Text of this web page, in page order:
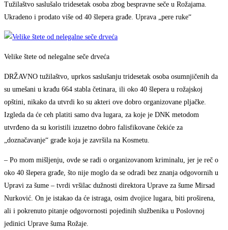
Tužilaštvo saslušalo tridesetak osoba zbog bespravne seče u Rožajama.
Ukradeno i prodato više od 40 šlepera građe. Uprava „pere ruke“
Velike štete od nelegalne seče drveća
DRŽAVNO tužilaštvo, uprkos saslušanju tridesetak osoba osumnjičenih da
su umešani u krađu 664 stabla četinara, ili oko 40 šlepera u rožajskoj
opštini, nikako da utvrdi ko su akteri ove dobro organizovane pljačke.
Izgleda da će ceh platiti samo dva lugara, za koje je DNK metodom
utvrđeno da su koristili izuzetno dobro falisfikovane čekiće za
„doznačavanje“ građe koja je završila na Kosmetu.
– Po mom mišljenju, ovde se radi o organizovanom kriminalu, jer je reč o
oko 40 šlepera građe, što nije moglo da se odradi bez znanja odgovornih u
Upravi za šume – tvrdi vršilac dužnosti direktora Uprave za šume Mirsad
Nurković. On je istakao da će istraga, osim dvojice lugara, biti proširena,
ali i pokrenuto pitanje odgovornosti pojedinih službenika u Poslovnoj
jedinici Uprave šuma Rožaje.